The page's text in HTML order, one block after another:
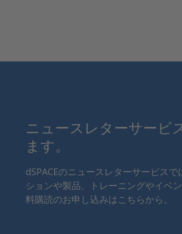
ニュースレターサービ
ます。
dSPACEのニュースレターサービス
ションや製品、トレーニングやイベ
料購読のお申し込みはこちらから。